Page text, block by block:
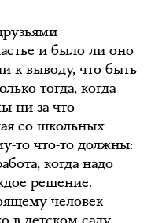
и было ли оно
к выводу, что быть
тогда, когда
ни за что
со школьных
то что-то должны:
когда надо
решение.
человек